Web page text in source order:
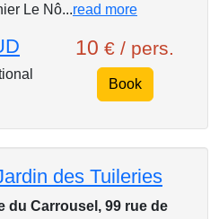
Le Nô...read more
10 € / pers.
Book
des Tuileries
du Carrousel, 99 rue de